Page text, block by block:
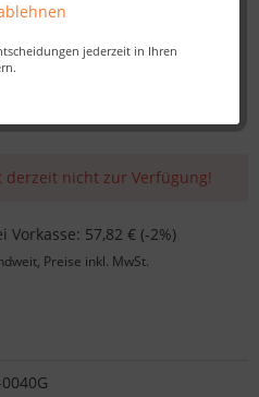
jederzeit in Ihren
derzeit nicht zur Verfügung!
Vorkasse: 57,82 € (-2%)
Preise inkl. MwSt.